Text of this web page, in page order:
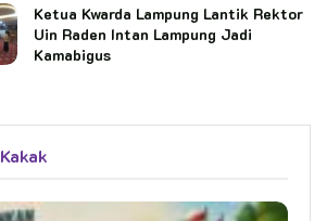
Ketua Kwarda Lampung Lantik Rektor
Uin Raden Intan Lampung Jadi
Kamabigus
Kakak